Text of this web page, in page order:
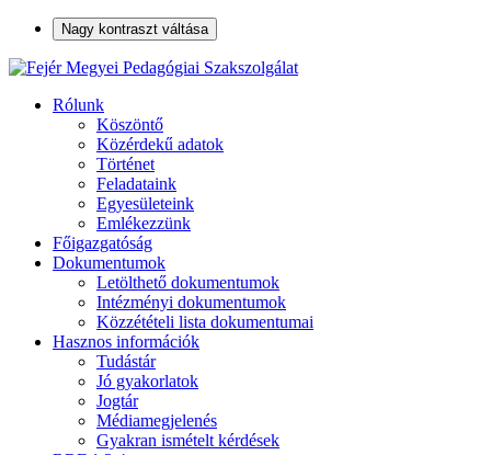
Nagy kontraszt váltása
Rólunk
Köszöntő
Közérdekű adatok
Történet
Feladataink
Egyesületeink
Emlékezzünk
Főigazgatóság
Dokumentumok
Letölthető dokumentumok
Intézményi dokumentumok
Közzétételi lista dokumentumai
Hasznos információk
Tudástár
Jó gyakorlatok
Jogtár
Médiamegjelenés
Gyakran ismételt kérdések